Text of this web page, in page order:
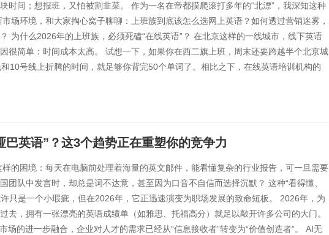
时间；想报班，又怕被割韭菜。 作为一名在帝都摸爬滚打多年的“北漂”，我深知这种
场环境，和大家掏心窝子聊聊：上班族到底该怎么选网上英语？如何透过营销迷雾，
为什么2026年的上班族，必须死磕“在线英语”？ 在北京这样的一线城市，线下英语
很简单：时间成本太高。 试想一下，如果你在西二旗上班，周末还要跨越半个北京城
10号线上折腾的时间，就足够你背完50个单词了。相比之下，在线英语培训机构的
巴英语”？这3个趋势正在重塑你的竞争力
的困境：每天在电脑前处理着海量的英文邮件，能看懂复杂的行业报告，可一旦需要
团队中发言时，却总是词不达意，甚至因为口音不自信而选择沉默？ 这种“看得懂、
只是一个小瑕疵，但在2026年，它正迅速演变为职场发展的致命短板。 2026年，为
去，拥有一张漂亮的英语成绩单（如雅思、托福高分）就足以敲开许多公司的大门。
场的进一步融合，企业对人才的需求已经从“信息接收者”转变为“价值创造者”。 AI无